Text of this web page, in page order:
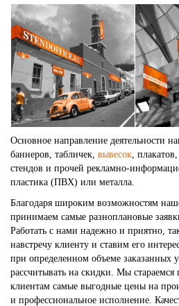
Основное направление деятельности
баннеров, табличек, вывесок,
стендов и прочей рекламно-
пластика (ПВХ) или металла.
Благодаря широким возможностям
принимаем самые разноплановые
Работать с нами надежно и приятно,
навстречу клиенту и ставим его
при определенном объеме заказанных
рассчитывать на скидки. Мы стараемся
клиентам самые выгодные цены на
и профессиональное исполнение.